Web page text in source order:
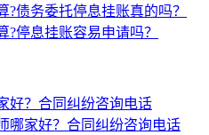
?债务委托停息挂账真的吗？
停息挂账容易申请吗？
好？合同纠纷咨询电话
哪家好？合同纠纷咨询电话